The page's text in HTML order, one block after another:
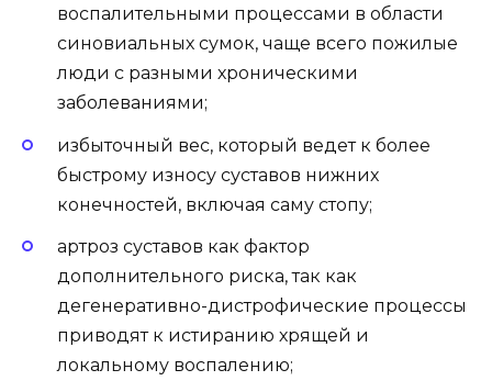
воспалительными процессами в области
синовиальных сумок, чаще всего пожилые
люди с разными хроническими
заболеваниями;
избыточный вес, который ведет к более
быстрому износу суставов нижних
конечностей, включая саму стопу;
артроз суставов как фактор
дополнительного риска, так как
дегенеративно-дистрофические процессы
приводят к истиранию хрящей и
локальному воспалению;